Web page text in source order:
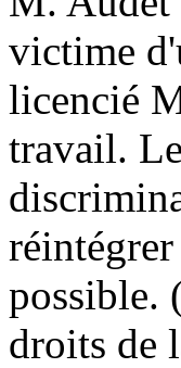
victime
licencié
travail.
possible.
droits de